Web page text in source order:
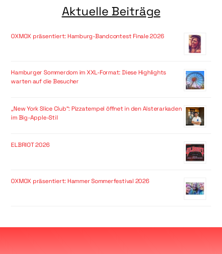
Aktuelle Beiträge
OXMOX präsentiert: Hamburg-Bandcontest Finale 2026
Hamburger Sommerdom im XXL-Format: Diese Highlights
warten auf die Besucher
„New York Slice Club“: Pizzatempel öffnet in den Alsterarkaden
im Big-Apple-Stil
ELBRIOT 2026
OXMOX präsentiert: Hammer Sommerfestival 2026